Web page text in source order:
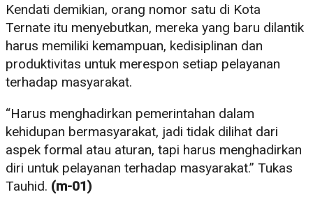
Kendati demikian, orang nomor satu di Kota
Ternate itu menyebutkan, mereka yang baru dilantik
harus memiliki kemampuan, kedisiplinan dan
produktivitas untuk merespon setiap pelayanan
terhadap masyarakat.
“Harus menghadirkan pemerintahan dalam
kehidupan bermasyarakat, jadi tidak dilihat dari
aspek formal atau aturan, tapi harus menghadirkan
diri untuk pelayanan terhadap masyarakat.” Tukas
Tauhid. (m-01)